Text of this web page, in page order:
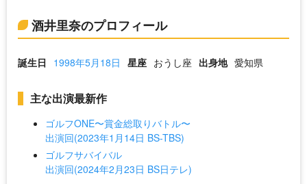
酒井里奈のプロフィール
誕生日 1998年5月18日 星座 おうし座 出身地 愛知県
主な出演最新作
ゴルフONE〜賞金総取りバトル〜
出演回(2023年1月14日 BS-TBS)
ゴルフサバイバル
出演回(2024年2月23日 BS日テレ)